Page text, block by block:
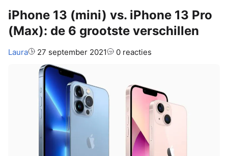
iPhone 13 (mini) vs. iPhone 13 Pro
(Max): de 6 grootste verschillen
Auteur:
Laura 27 september 2021 0 reacties